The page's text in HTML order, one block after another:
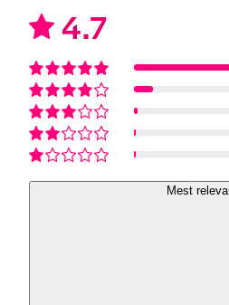
4.7
Mest